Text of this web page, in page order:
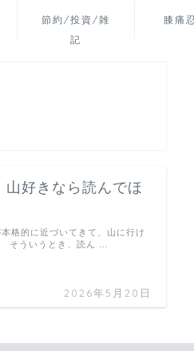
節約/投資/雑
記
膝痛
山好きなら読んでほ
2026年5月20日
格的に近づいてきて、山に行け
そういうとき、読ん …